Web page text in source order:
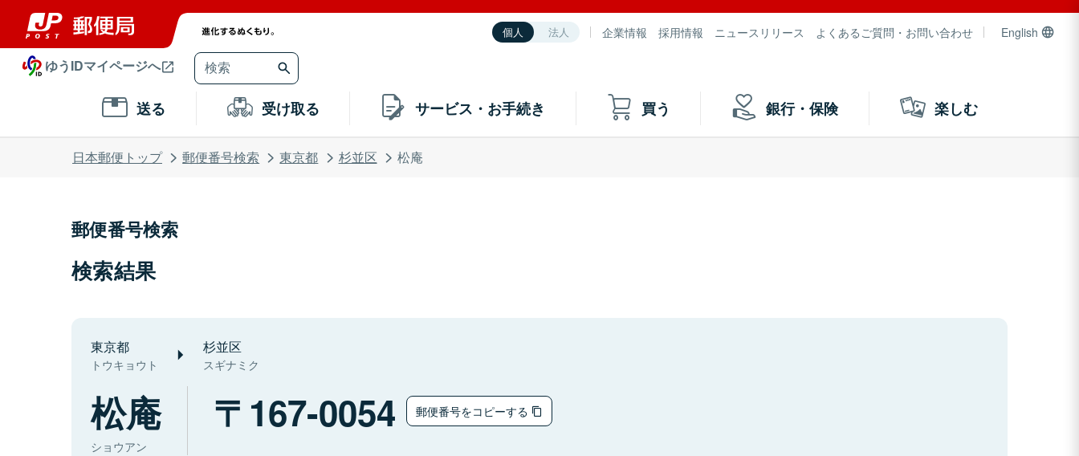
個人 法人 企業情報 採用情報 ニュースリリース よくあるご質問・お問い合わせ English
ゆうIDマイページへ
送る 受け取る サービス・お手続き 買う 銀行・保険 楽しむ
日本郵便トップ 郵便番号検索 東京都 杉並区 松庵
郵便番号検索
検索結果
東京都
トウキョウト
杉並区
スギナミク
松庵
ショウアン
167-0054 郵便番号をコピーする